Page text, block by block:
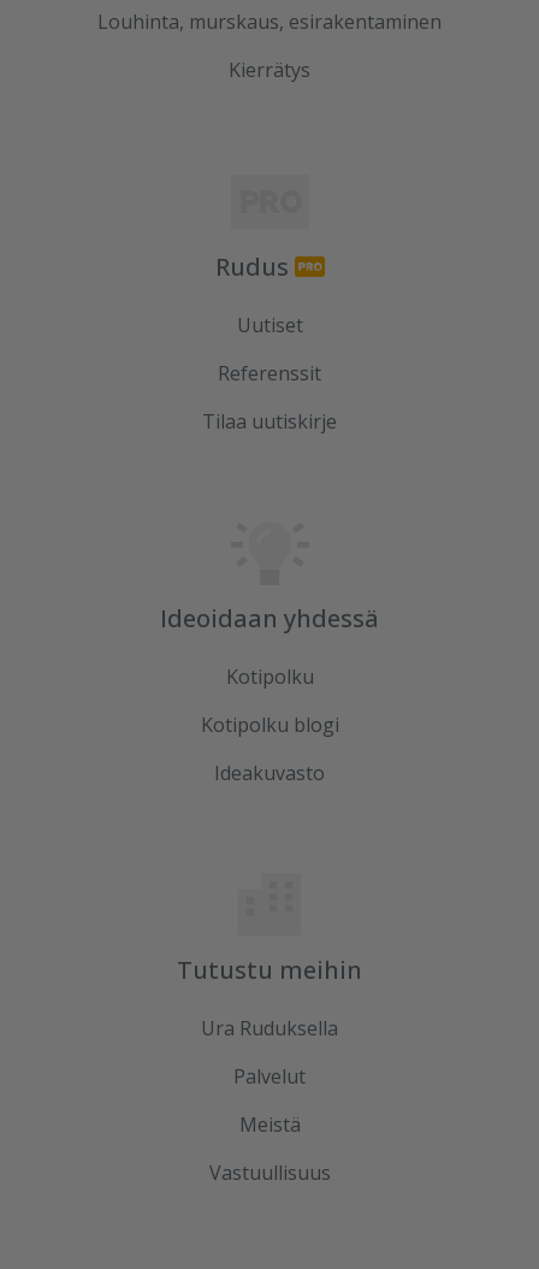
Louhinta, murskaus, esirakentaminen
Kierrätys
Rudus
Uutiset
Referenssit
Tilaa uutiskirje
Ideoidaan yhdessä
Kotipolku
Kotipolku blogi
Ideakuvasto
Tutustu meihin
Ura Ruduksella
Palvelut
Meistä
Vastuullisuus